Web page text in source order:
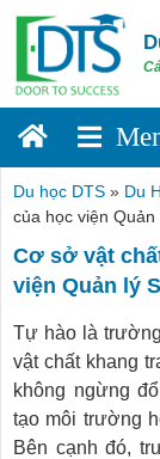
Du học DTS » Du
của học viện
Cơ sở vật
viện Quản lý
Tự hào là
vật chất khang
không ngừng
tạo môi trường
Bên cạnh đó,